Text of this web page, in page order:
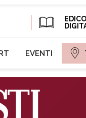
EVENTI